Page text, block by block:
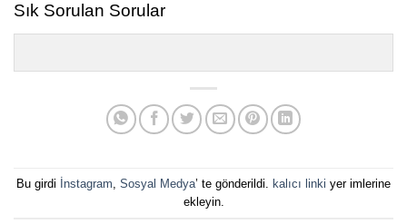
Sık Sorulan Sorular
Bu girdi İnstagram Sosyal Medya’ te gönderildi. kalıcı linki yer imlerine
ekleyin.